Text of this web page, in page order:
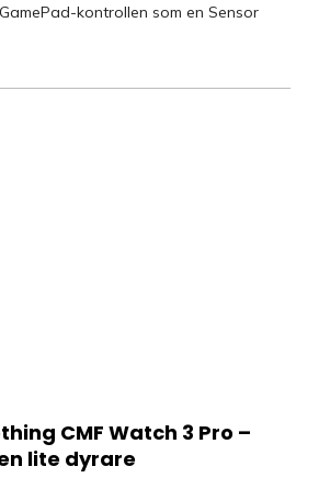
kontrollen som en Sensor
CMF Watch 3 Pro –
lite dyrare